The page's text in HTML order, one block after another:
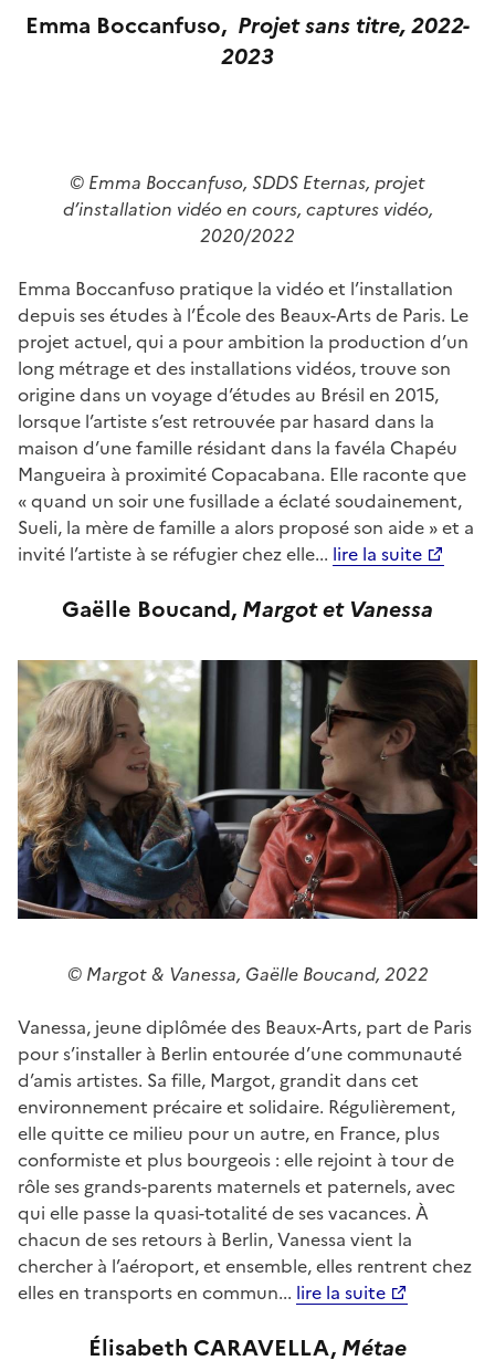
Emma Boccanfuso, Projetsans titre, 2022-
2023
© Emma Boccanfuso, SDDS Eternas, projet
d’installation vidéo en cours, captures vidéo,
2020/2022
Emma Boccanfuso pratique la vidéo et l’installation
depuis ses études à l’École des Beaux-Arts de Paris. Le
projet actuel, qui a pour ambition la production d’un
long métrage et des installations vidéos, trouve son
origine dans un voyage d’études au Brésil en 2015,
lorsque l’artiste s’est retrouvée par hasard dans la
maison d’une famille résidant dans la favéla Chapéu
Mangueira à proximité Copacabana. Elle raconte que
« quand un soir une fusillade a éclaté soudainement,
Sueli, la mère de famille a alors proposé son aide » et a
invité l’artiste à se réfugier chez elle... lire la suite
Gaëlle Boucand, Margot et Vanessa
© Margot & Vanessa, Gaëlle Boucand, 2022
Vanessa, jeune diplômée des Beaux-Arts, part de Paris
pour s’installer à Berlin entourée d’une communauté
d’amis artistes. Sa fille, Margot, grandit dans cet
environnement précaire et solidaire. Régulièrement,
elle quitte ce milieu pour un autre, en France, plus
conformiste et plus bourgeois : elle rejoint à tour de
rôle ses grands-parents maternels et paternels, avec
qui elle passe la quasi-totalité de ses vacances. À
chacun de ses retours à Berlin, Vanessa vient la
chercher à l’aéroport, et ensemble, elles rentrent chez
elles en transports en commun... lire la suite
Élisabeth CARAVELLA, Métae